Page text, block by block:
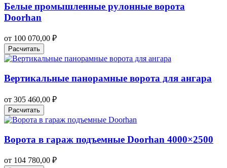
Белые промышленные рулонные ворота
Doorhan
от 100 070,00 ₽
Расчитать
Вертикальные панорамные ворота для ангара
от 305 460,00 ₽
Расчитать
Ворота в гараж подъемные Doorhan 4000×2500
от 104 780,00 ₽